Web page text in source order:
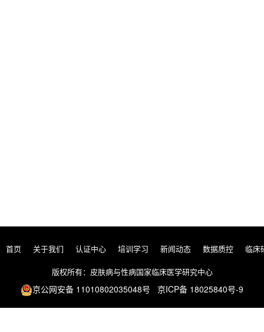
首页 关于我们 认证中心 培训学习 新闻动态 数据质控 临床
版权所有：皮肤病与性病国家临床医学研究中心
京公网安备 11010802035048号 京ICP备 18025840号-9